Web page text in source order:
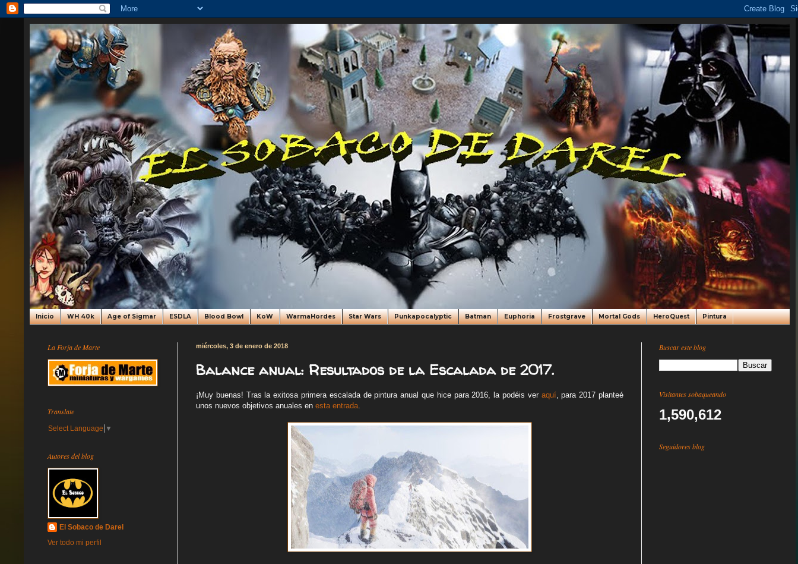
Inicio WH 40k Age of Sigmar ESDLA Blood Bowl KoW WarmaHordes Star Wars Punkapocalyptic Batman Euphoria Frostgrave Mortal Gods HeroQuest Pintura
miércoles, 3 de enero de 2018
Balance anual: Resultados de la Escalada de 2017.
¡Muy buenas! Tras la exitosa primera escalada de pintura anual que hice para 2016, la podéis ver aquí, para 2017 planteé
unos nuevos objetivos anuales en esta entrada.
La Forja de Marte
Translate
Select Language ▼
Autores del blog
El Sobaco de Darel
Ver todo mi perfil
Buscar este blog
Visitantes sobaqueando
1,590,612
Seguidores blog